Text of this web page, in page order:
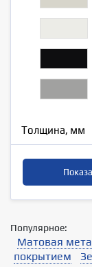
Толщина, мм
Популярное:
Матовая
покрытием